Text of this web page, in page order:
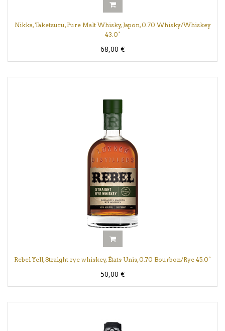
Nikka, Taketsuru, Pure Malt Whisky, Japon, 0.70 Whisky/Whiskey
43.0°
68,00 €
Rebel Yell, Straight rye whiskey, États Unis, 0.70 Bourbon/Rye 45.0°
50,00 €